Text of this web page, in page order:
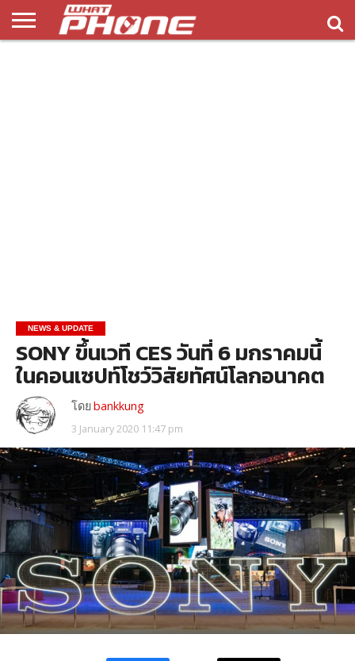
NEWS & UPDATE
SONY ขึ้นเวที CES วันที่ 6 มกราคมนี้
ในคอนเซปท์โชว์วิสัยทัศน์โลกอนาคต
โดยbankkung
3 January 2020 11:47 pm